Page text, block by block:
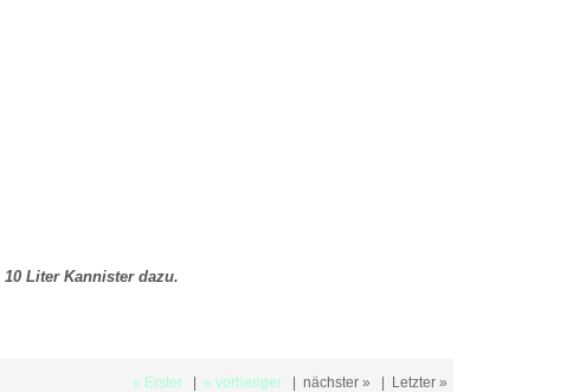
Liter Kannister dazu.
« Erster « vorheriger nächster » Letzter »